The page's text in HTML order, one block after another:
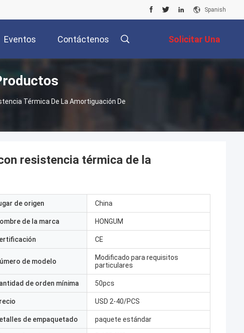
Spanish
Eventos Contáctenos Solicitar Una
Cotización
Térmica De La Amortiguación De
resistencia térmica de la
de origen China
de la marca HONGUM
CE
de modelo
Modificado para requisitos
particulares
de orden mínima 50pcs
USD 2-40/PCS
de empaquetado paquete estándar